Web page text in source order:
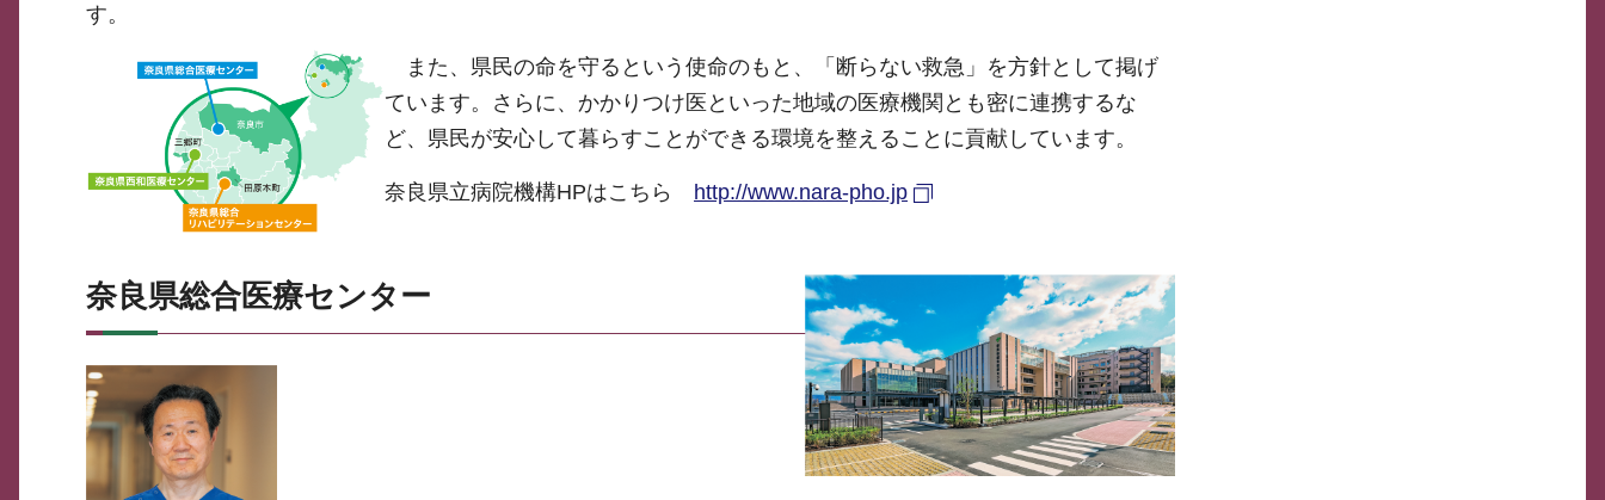
す。
また、県民の命を守るという使命のもと、「断らない救急」を方針として掲げ
ています。さらに、かかりつけ医といった地域の医療機関とも密に連携するな
ど、県民が安心して暮らすことができる環境を整えることに貢献しています。
奈良県立病院機構HPはこちら http://www.nara-pho.jp
奈良県総合医療センター